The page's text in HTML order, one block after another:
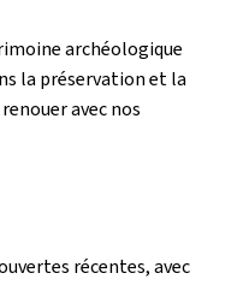
archéologique
la préservation et la
avec nos
récentes, avec